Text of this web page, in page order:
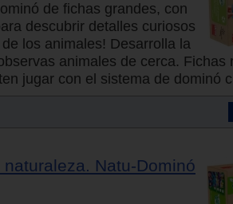
de fichas grandes, con
descubrir detalles curiosos
los animales! Desarrolla la
animales de cerca. Fichas
jugar con el sistema de dominó
Natu-Dominó